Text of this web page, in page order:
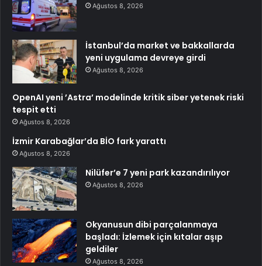
Ağustos 8, 2026
İstanbul’da market ve bakkallarda
yeni uygulama devreye girdi
Ağustos 8, 2026
OpenAI yeni ’Astra’ modelinde kritik siber yetenek riski
tespit etti
Ağustos 8, 2026
İzmir Karabağlar’da BİO fark yarattı
Ağustos 8, 2026
Nilüfer’e 7 yeni park kazandırılıyor
Ağustos 8, 2026
Okyanusun dibi parçalanmaya
başladı: İzlemek için kıtalar aşıp
geldiler
Ağustos 8, 2026